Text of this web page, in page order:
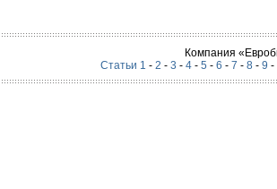
Компания
Статьи 1 - 2 - 3 - 4- 5 - 6 - 7 - 8- 9 -